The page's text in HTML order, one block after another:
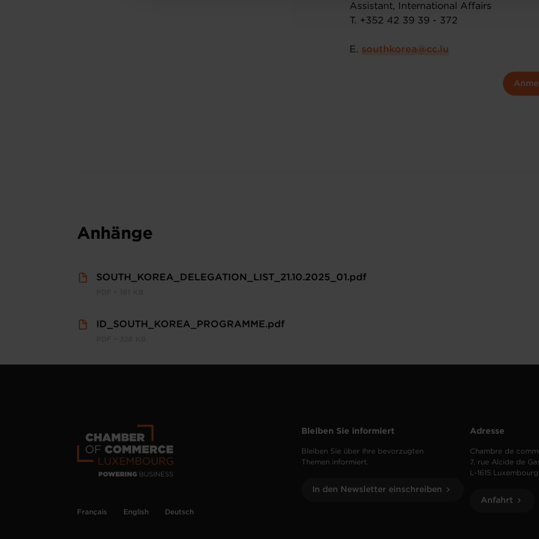
Assistant, International Affairs
T. +352 42 39 39 - 372
E. southkorea@cc.lu
Anhänge
SOUTH_KOREA_DELEGATION_LIST_21.10.2025_01.pdf
ID_SOUTH_KOREA_PROGRAMME.pdf
Français English Deutsch
Bleiben Sie informiert
Bleiben Sie über Ihre bevorzugten
Themen informiert.
In den Newsletter einschreiben
Adresse
Chambre de
7, rue Alcide de
L-1615
Anfahrt